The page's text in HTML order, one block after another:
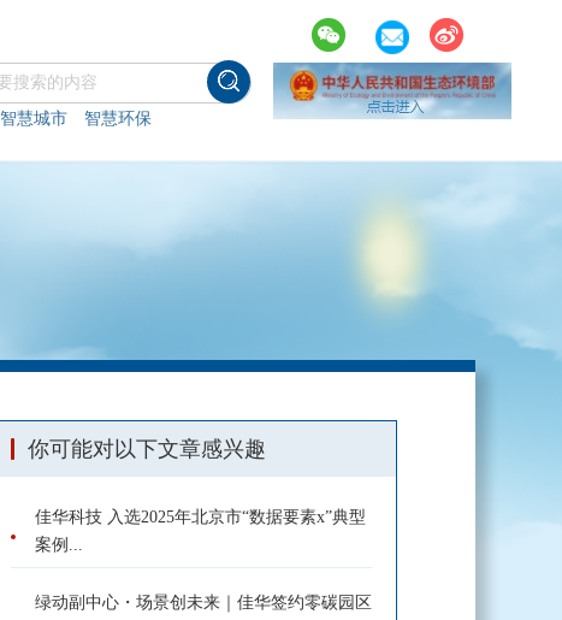
智慧城市 智慧环保
你可能对以下文章感兴趣
佳华科技 入选2025年北京市“数据要素x”典型
案例...
绿动副中心・场景创未来｜佳华签约零碳园区